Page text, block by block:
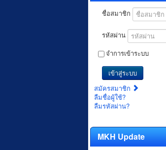
ชื่อสมาชิก
รหัสผ่าน
จำการเข้าระบบ
เข้าสู่ระบบ
สมัครสมาชิก
ลืมชื่อผู้ใช้?
ลืมรหัสผ่าน?
MKH Update